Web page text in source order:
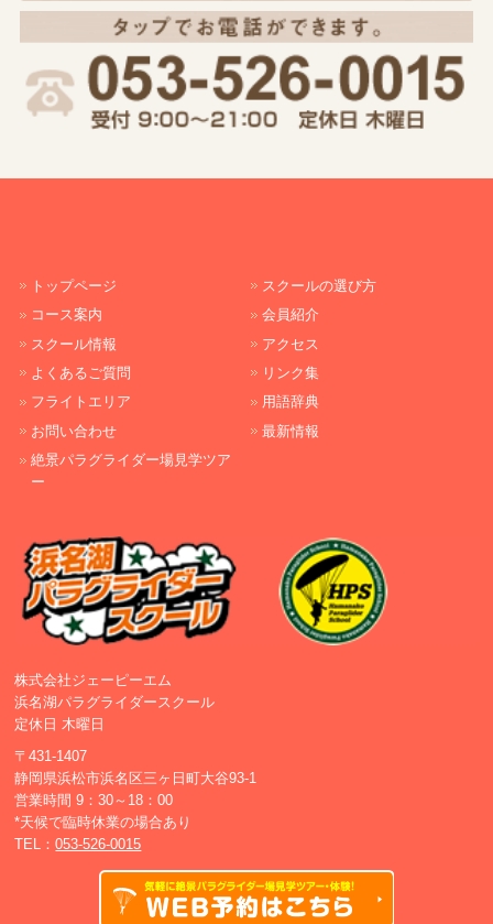
トップページ
コース案内
スクール情報
よくあるご質問
フライトエリア
お問い合わせ
絶景パラグライダー場見学ツア
ー
スクールの選び方
会員紹介
アクセス
リンク集
用語辞典
最新情報
株式会社ジェーピーエム
浜名湖パラグライダースクール
定休日 木曜日
〒431-1407
静岡県浜松市浜名区三ヶ日町大谷93-1
営業時間 9：30～18：00
*天候で臨時休業の場合あり
TEL：053-526-0015